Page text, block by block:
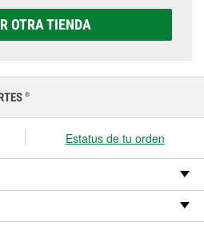
para tu vehículo y
OTRA TIENDA
®
Estatus de tu orden